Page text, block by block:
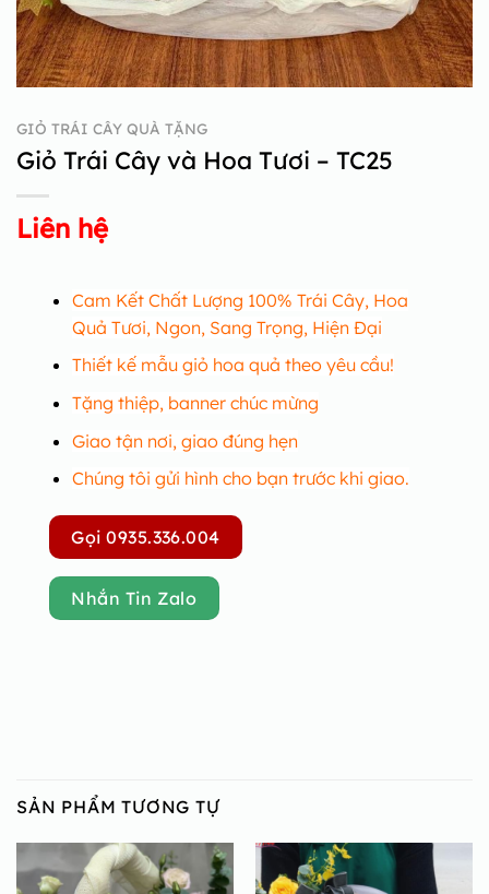
GIỎ TRÁI CÂY QUÀ TẶNG
Giỏ Trái Cây và Hoa Tươi – TC25
Liên hệ
Cam Kết Chất Lượng 100% Trái Cây, Hoa
Quả Tươi, Ngon, Sang Trọng, Hiện Đại
Thiết kế mẫu giỏ hoa quả theo yêu cầu!
Tặng thiệp, banner chúc mừng
Giao tận nơi, giao đúng hẹn
Chúng tôi gửi hình cho bạn trước khi giao.
Gọi 0935.336.004
Nhắn Tin Zalo
SẢN PHẨM TƯƠNG TỰ